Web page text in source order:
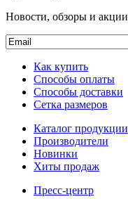
Новости, обзоры и акции
Как купить
Способы оплаты
Способы доставки
Сетка размеров
Каталог продукции
Производители
Новинки
Хиты продаж
Пресс-центр